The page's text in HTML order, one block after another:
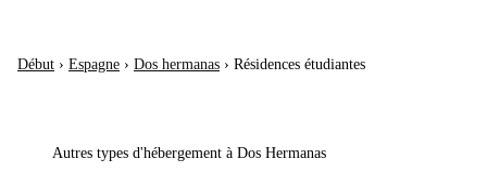
Début › Espagne › Dos hermanas › Résidences étudiantes
Autres types d'hébergement à Dos Hermanas